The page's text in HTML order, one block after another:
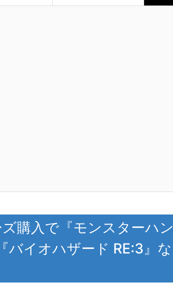
購入で『モンスターハン
バイオハザード RE:3』な